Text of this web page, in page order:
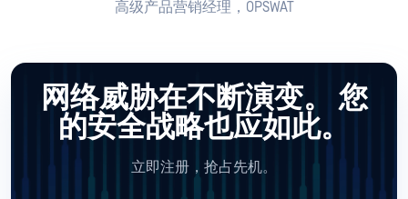
高级产品营销经理，OPSWAT
网络威胁在不断演变。 您
的安全战略也应如此。
立即注册，抢占先机。